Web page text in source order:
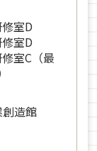
室D
室D
室C（最
造館